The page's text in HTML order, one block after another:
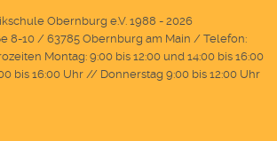
Obernburg e.V. 1988 - 2026
8-10 / 63785 Obernburg am Main / Telefon:
Montag: 9:00 bis 12:00 und 14:00 bis 16:00
bis 16:00 Uhr // Donnerstag 9:00 bis 12:00 Uhr